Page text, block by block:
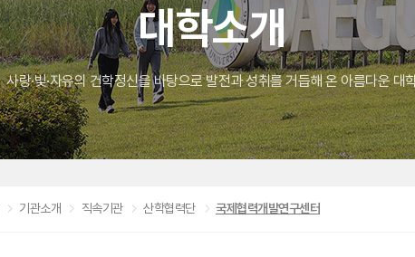
대학소개
사랑·빛·자유의 건학정신을 바탕으로 발전과 성취를 거듭해 온 아름다운 대
기관소개 직속기관 산학협력단 국제협력개발연구센터